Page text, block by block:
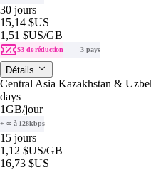
30 jours
15,14 $US
1,51 $US/GB
$3 de réduction 3 pays
Détails
Central Asia Kazakhstan &
days
1GB/jour
+ ∞ à 128kbps
15 jours
1,12 $US/GB
16,73 $US